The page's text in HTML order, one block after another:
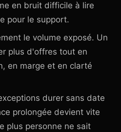
en bruit difficile à lire
pour le support.
le volume exposé. Un
plus d'offres tout en
en marge et en clarté
durer sans date
prolongée devient vite
plus personne ne sait